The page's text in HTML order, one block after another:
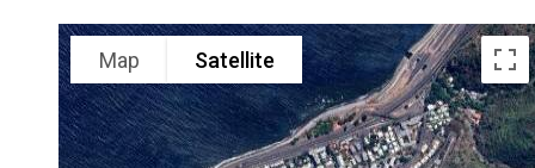
Map Satellite